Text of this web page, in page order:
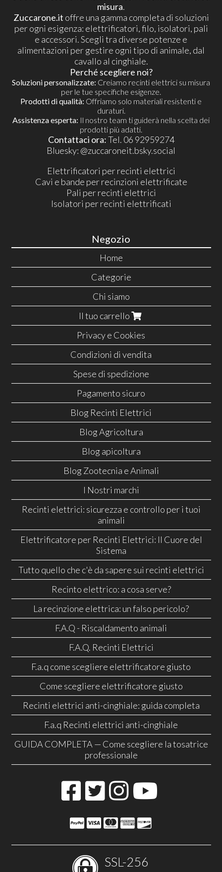
misura.
Zuccarone.it offre una gamma completa di soluzioni
per ogni esigenza: elettrificatori, filo, isolatori, pali
e accessori. Scegli tra diverse potenze e
alimentazioni per gestire ogni tipo di animale, dal
cavallo al cinghiale.
Perché scegliere noi?
Soluzioni personalizzate: Creiamo recinti elettrici su misura
per le tue specifiche esigenze.
Prodotti di qualità: Offriamo solo materiali resistenti e
duraturi.
Assistenza esperta: Il nostro team ti guiderà nella scelta dei
prodotti più adatti.
Contattaci ora:Tel. 06 92959274
​Bluesky: @zuccaroneit.bsky.social
Elettrificatori per recinti elettrici
Cavi e bande per recinzioni elettrificate
Pali per recinti elettrici
Isolatori per recinti elettrificati
Negozio
Home
Categorie
Chi siamo
Il tuo carrello
Privacy e Cookies
Condizioni di vendita
Spese di spedizione
Pagamento sicuro
Blog Recinti Elettrici
Blog Agricoltura
Blog apicoltura
Blog Zootecnia e Animali
I Nostri marchi
Recinti elettrici: sicurezza e controllo per i tuoi
animali
Elettrificatore per Recinti Elettrici: Il Cuore del
Sistema
Tutto quello che c'è da sapere sui recinti elettrici
Recinto elettrico: a cosa serve?
La recinzione elettrica: un falso pericolo?
F.A.Q - Riscaldamento animali
F.A.Q. Recinti Elettrici
F.a.q come scegliere elettrificatore giusto
Come scegliere elettrificatore giusto
Recinti elettrici anti-cinghiale: guida completa
F.a.q Recinti elettrici anti-cinghiale
GUIDA COMPLETA — Come scegliere la tosatrice
professionale
SSL-256